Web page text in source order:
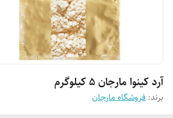
آرد کینوا مارجان 5 کیلوگرم
برند: فروشگاه مارجان